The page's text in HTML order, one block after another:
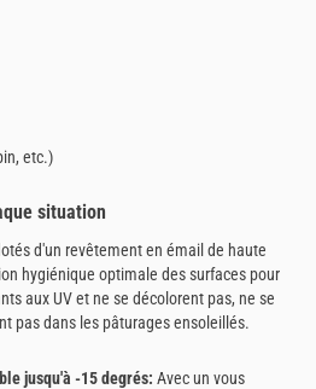
etc.)
situation
d'un revêtement en émail de haute
hygiénique optimale des surfaces pour
aux UV et ne se décolorent pas, ne se
pas dans les pâturages ensoleillés.
jusqu'à -15 degrés: Avec un vous